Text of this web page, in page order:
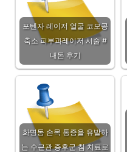
포텐자 레이저 얼굴 코모공
축소 피부과레이저 시술 #
내돈 후기
화명동 손목 통증을 유발하
는 수근관 증후군 침 치료로